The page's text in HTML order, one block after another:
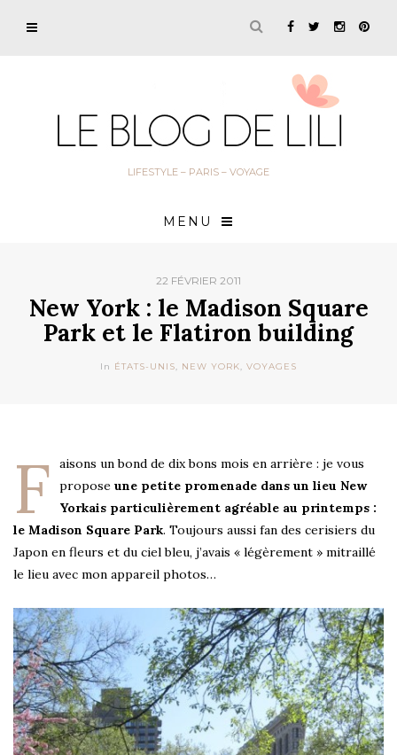
LIFESTYLE – PARIS – VOYAGE
MENU
22 FÉVRIER 2011
New York : le Madison Square
Park et le Flatiron building
In ÉTATS-UNIS, NEW YORK, VOYAGES
F
aisons un bond de dix bons mois en arrière : je vous
propose une petite promenade dans un lieu New
Yorkais particulièrement agréable au printemps :
le Madison Square Park. Toujours aussi fan des cerisiers du
Japon en fleurs et du ciel bleu, j’avais « légèrement » mitraillé
le lieu avec mon appareil photos…